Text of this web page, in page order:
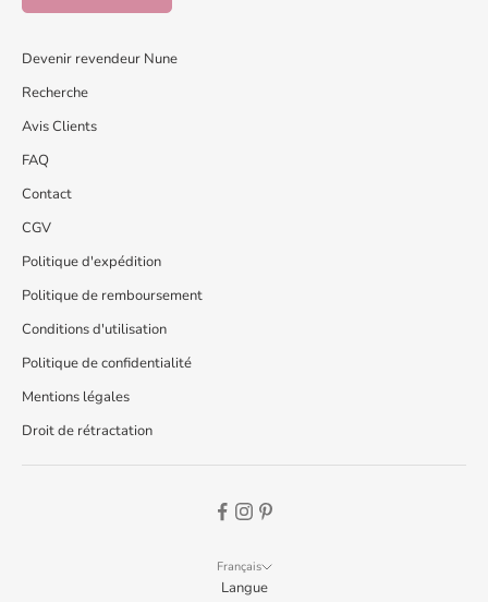
Devenir revendeur Nune
Recherche
Avis Clients
FAQ
Contact
CGV
Politique d'expédition
Politique de remboursement
Conditions d'utilisation
Politique de confidentialité
Mentions légales
Droit de rétractation
Français
Langue